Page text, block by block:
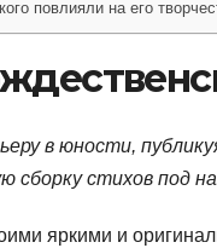
повлияли на его
в юности,
сборку стихов под
яркими и